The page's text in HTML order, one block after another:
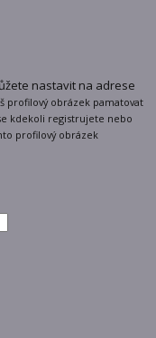
nastavit na adrese
profilový obrázek pamatovat
kdekoli registrujete nebo
profilový obrázek